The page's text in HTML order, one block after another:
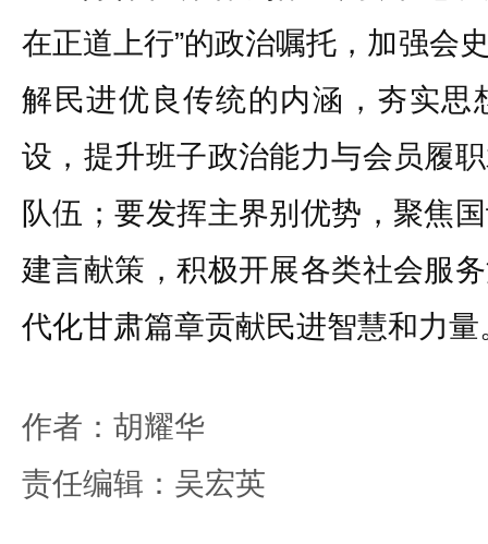
在正道上行”的政治嘱托，加强会
解民进优良传统的内涵，夯实思
设，提升班子政治能力与会员履
队伍；要发挥主界别优势，聚焦
建言献策，积极开展各类社会服
代化甘肃篇章贡献民进智慧和力
作者：胡耀华
责任编辑：吴宏英